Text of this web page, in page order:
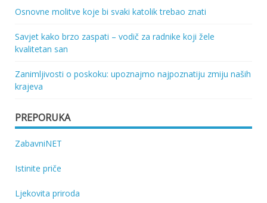
Osnovne molitve koje bi svaki katolik trebao znati
Savjet kako brzo zaspati – vodič za radnike koji žele
kvalitetan san
Zanimljivosti o poskoku: upoznajmo najpoznatiju zmiju naših
krajeva
PREPORUKA
ZabavniNET
Istinite priče
Ljekovita priroda